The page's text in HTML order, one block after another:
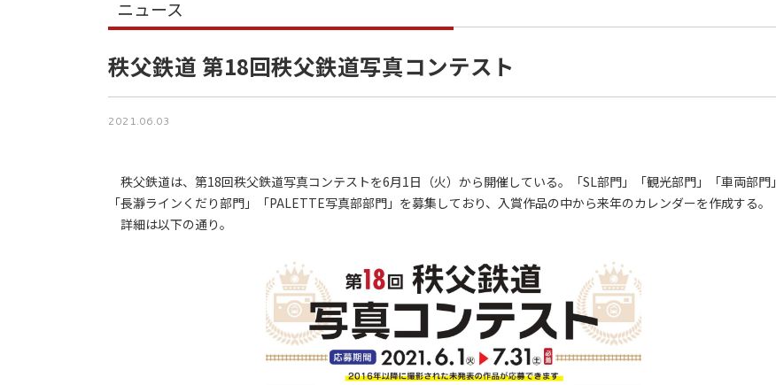
ニュース
秩父鉄道 第18回秩父鉄道写真コンテスト
2021.06.03
秩父鉄道は、第18回秩父鉄道写真コンテストを6月1日（火）から開催している。「SL部門」「観光部門」「車両部門」
「長瀞ラインくだり部門」「PALETTE写真部部門」を募集しており、入賞作品の中から来年のカレンダーを作成する。
詳細は以下の通り。